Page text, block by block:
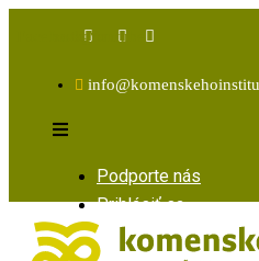
InstagramYoutube
Podporte nás
Prihlásiť sa